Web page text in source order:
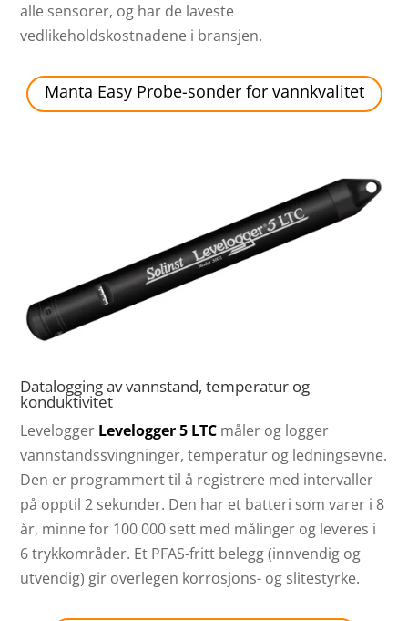
alle sensorer, og har de laveste
vedlikeholdskostnadene i bransjen.
Manta Easy Probe-sonder for vannkvalitet
Datalogging av vannstand, temperatur og
konduktivitet
Levelogger Levelogger 5 LTC måler og logger
vannstandssvingninger, temperatur og ledningsevne.
Den er programmert til å registrere med intervaller
på opptil 2 sekunder. Den har et batteri som varer i 8
år, minne for 100 000 sett med målinger og leveres i
6 trykkområder. Et PFAS-fritt belegg (innvendig og
utvendig) gir overlegen korrosjons- og slitestyrke.